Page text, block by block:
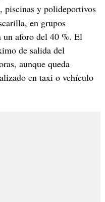
piscinas y polideportivos
en grupos
un aforo del 40 %. El
de salida del
aunque queda
en taxi o vehículo